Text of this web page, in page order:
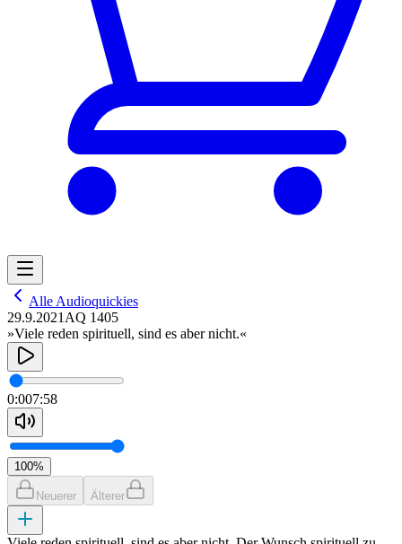
Alle Audioquickies
29.9.2021 AQ 1405
»Viele reden spirituell, sind es aber nicht.«
0:007:58
100%
Neuerer Älterer